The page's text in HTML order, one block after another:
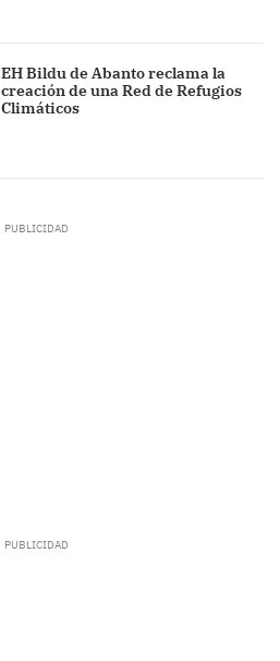
EH Bildu de Abanto reclama la
creación de una Red de Refugios
Climáticos